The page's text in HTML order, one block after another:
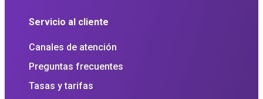
Servicio al cliente
Canales de atención
Preguntas frecuentes
Tasas y tarifas